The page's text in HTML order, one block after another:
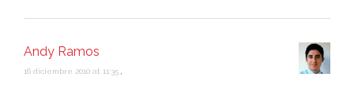
Andy Ramos
16 diciembre 2010 at 11:35